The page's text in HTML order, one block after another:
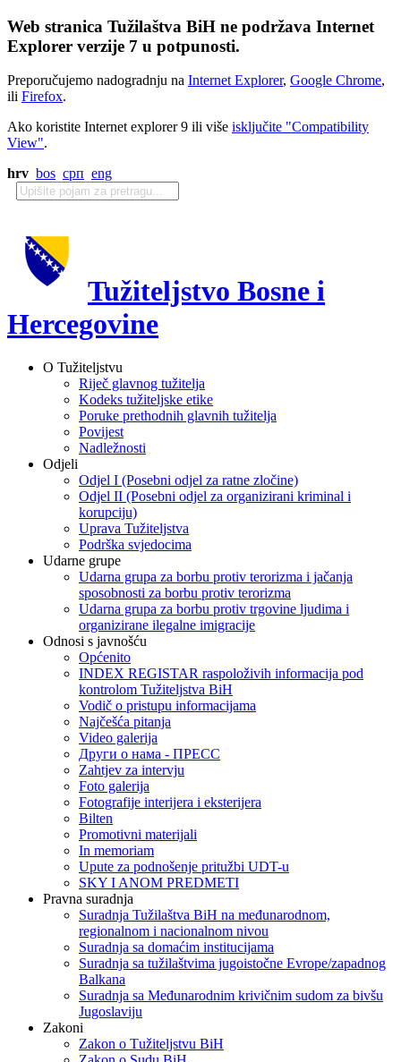
Web stranica Tužilaštva BiH ne podržava Internet
Explorer verzije 7 u potpunosti.
Preporučujemo nadogradnju na Internet Explorer, Google Chrome,
ili Firefox.
Ako koristite Internet explorer 9 ili više isključite "Compatibility
View".
hrv bos срп eng
Tužiteljstvo Bosne i
Hercegovine
O Tužiteljstvu
Riječ glavnog tužitelja
Kodeks tužiteljske etike
Poruke prethodnih glavnih tužitelja
Povijest
Nadležnosti
Odjeli
Odjel I (Posebni odjel za ratne zločine)
Odjel II (Posebni odjel za organizirani kriminal i
korupciju)
Uprava Tužiteljstva
Podrška svjedocima
Udarne grupe
Udarna grupa za borbu protiv terorizma i jačanja
sposobnosti za borbu protiv terorizma
Udarna grupa za borbu protiv trgovine ljudima i
organizirane ilegalne imigracije
Odnosi s javnošću
Općenito
INDEX REGISTAR raspoloživih informacija pod
kontrolom Tužiteljstva BiH
Vodič o pristupu informacijama
Najčešća pitanja
Video galerija
Други о нама - ПРЕСC
Zahtjev za intervju
Foto galerija
Fotografije interijera i eksterijera
Bilten
Promotivni materijali
In memoriam
Upute za podnošenje pritužbi UDT-u
SKY I ANOM PREDMETI
Pravna suradnja
Suradnja Tužilaštva BiH na međunarodnom,
regionalnom i nacionalnom nivou
Suradnja sa domaćim institucijama
Suradnja sa tužilaštvima jugoistočne Evrope/zapadnog
Balkana
Suradnja sa Međunarodnim krivičnim sudom za bivšu
Jugoslaviju
Zakoni
Zakon o Тužiteljstvu BiH